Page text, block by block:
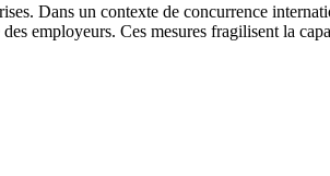
Dans un contexte de concurrence
employeurs. Ces mesures fragilisent la